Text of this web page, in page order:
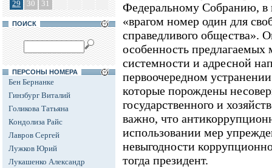
29
30 31
ПОИСК
ПЕРСОНЫ НОМЕРА
Бен Бернанке
Гинзбург Виталий
Голикова Татьяна
Кондолиза Райс
Лавров Сергей
Лужков Юрий
Лукашенко Александр
Федеральному Собранию, в
«врагом номер один для
справедливого общества».
особенность предлагаемых
системности и адресной
первоочередном
которые порождены
государственного и
важно, что
использовании мер
невыгодности
тогда президент.